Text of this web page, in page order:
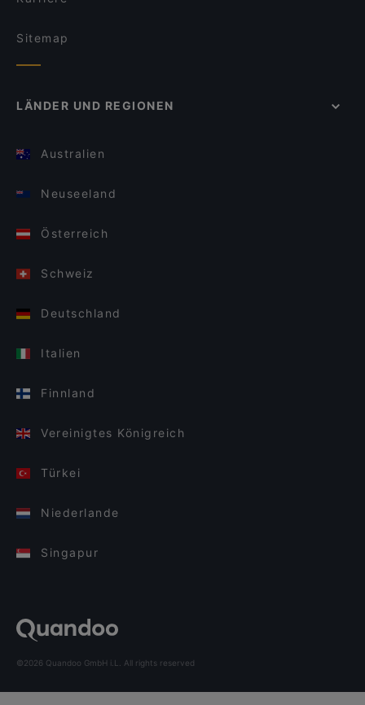
Sitemap
LÄNDER UND REGIONEN
Australien
Neuseeland
Österreich
Schweiz
Deutschland
Italien
Finnland
Vereinigtes Königreich
Türkei
Niederlande
Singapur
©2026 Quandoo GmbH i.L. All rights reserved